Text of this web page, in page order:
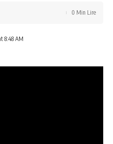
8:48 AM
0 Min Lire